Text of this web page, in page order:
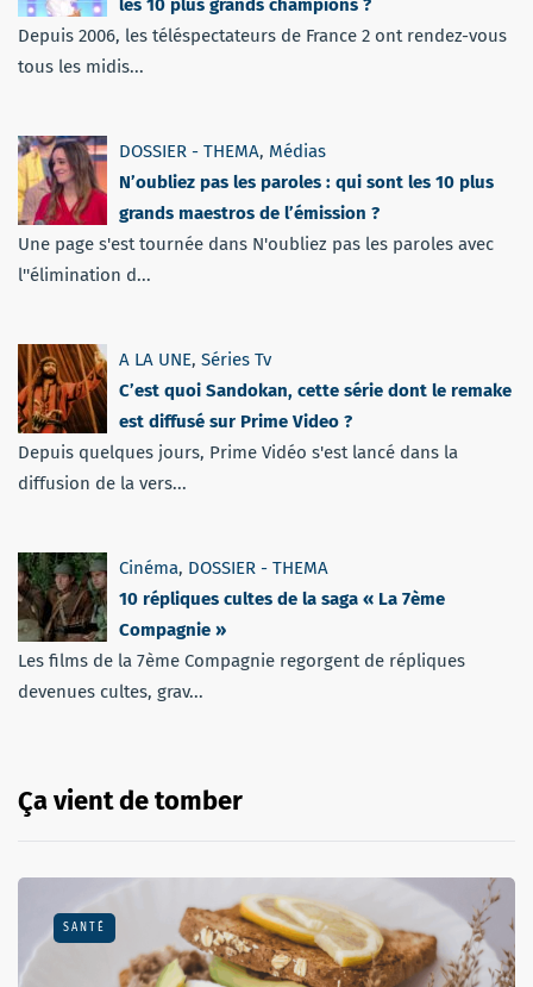
les 10 plus grands champions ?
Depuis 2006, les téléspectateurs de France 2 ont rendez-vous
tous les midis...
DOSSIER - THEMA, Médias
N’oubliez pas les paroles : qui sont les 10 plus
grands maestros de l’émission ?
Une page s'est tournée dans N'oubliez pas les paroles avec
l''élimination d...
A LA UNE, Séries Tv
C’est quoi Sandokan, cette série dont le remake
est diffusé sur Prime Video ?
Depuis quelques jours, Prime Vidéo s'est lancé dans la
diffusion de la vers...
Cinéma, DOSSIER - THEMA
10 répliques cultes de la saga « La 7ème
Compagnie »
Les films de la 7ème Compagnie regorgent de répliques
devenues cultes, grav...
Ça vient de tomber
SANTÉ